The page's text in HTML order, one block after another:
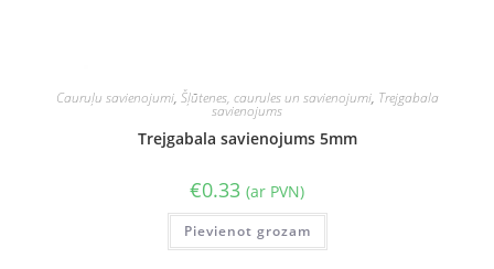
Cauruļu savienojumi, Šļūtenes, caurules un savienojumi, Trejgabala
savienojums
Trejgabala savienojums 5mm
€0.33 (ar PVN)
Pievienot grozam